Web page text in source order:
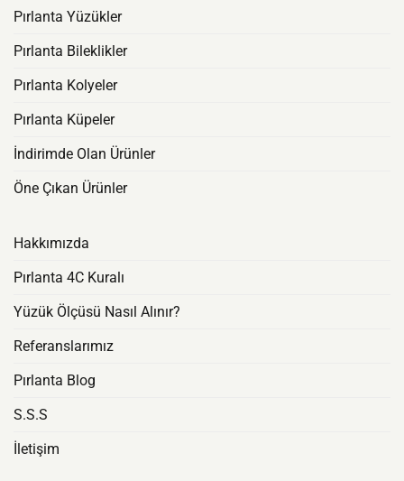
Pırlanta Yüzükler
Pırlanta Bileklikler
Pırlanta Kolyeler
Pırlanta Küpeler
İndirimde Olan Ürünler
Öne Çıkan Ürünler
Hakkımızda
Pırlanta 4C Kuralı
Yüzük Ölçüsü Nasıl Alınır?
Referanslarımız
Pırlanta Blog
S.S.S
İletişim